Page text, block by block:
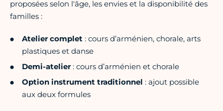
proposées selon l'âge, les envies et la disponibilité des
familles :
Atelier complet : cours d’arménien, chorale, arts
plastiques et danse
Demi-atelier: cours d’arménien et chorale
Option instrument traditionnel : ajout possible
aux deux formules